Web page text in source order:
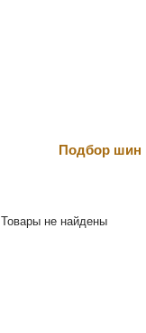
Подбор шин
Товары не найдены